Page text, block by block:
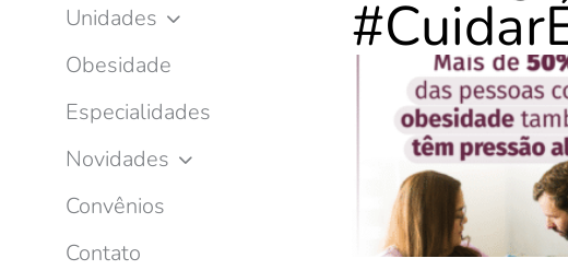
Unidades
Obesidade
Especialidades
Novidades
Convênios
Contato